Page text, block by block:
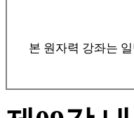
본 원자력 강좌는